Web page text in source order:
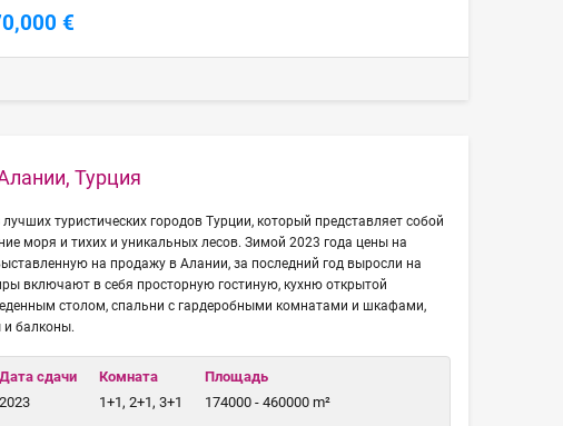
€
Турция
туристических городов Турции, который представляет собой
моря и тихих и уникальных лесов. Зимой 2023 года цены на
на продажу в Алании, за последний год выросли на
включают в себя просторную гостиную, кухню открытой
столом, спальни с гардеробными комнатами и шкафами,
балконы.
Дата сдачи
2023
Комната
1+1, 2+1, 3+1
Площадь
174000 - 460000 m²